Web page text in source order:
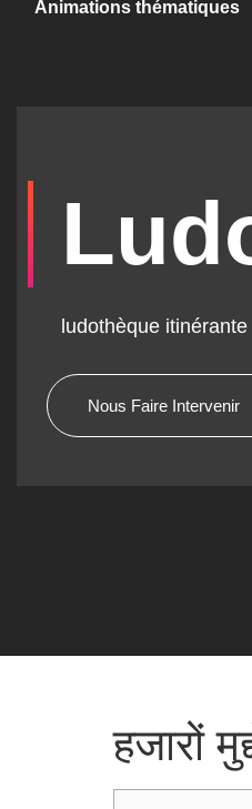
Animations thématiques
ludothèque itinérante
Nous Faire Intervenir
हजारों